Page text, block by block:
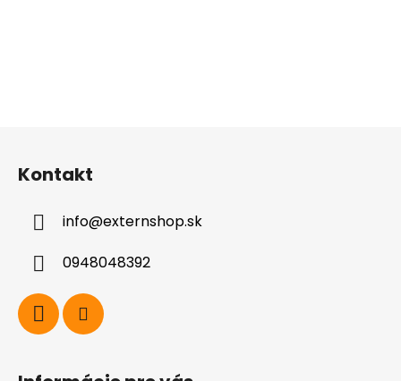
Kontakt
info@externshop.sk
0948048392